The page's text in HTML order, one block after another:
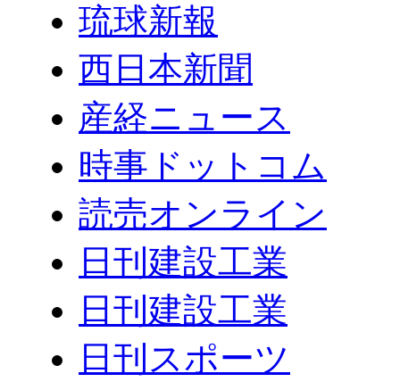
琉球新報
西日本新聞
産経ニュース
時事ドットコム
読売オンライン
日刊建設工業
日刊建設工業
日刊スポーツ